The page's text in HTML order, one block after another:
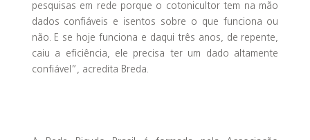
pesquisas em rede porque o cotonicultor tem na mão
dados confiáveis e isentos sobre o que funciona ou
não. E se hoje funciona e daqui três anos, de repente,
caiu a eficiência, ele precisa ter um dado altamente
confiável”, acredita Breda.